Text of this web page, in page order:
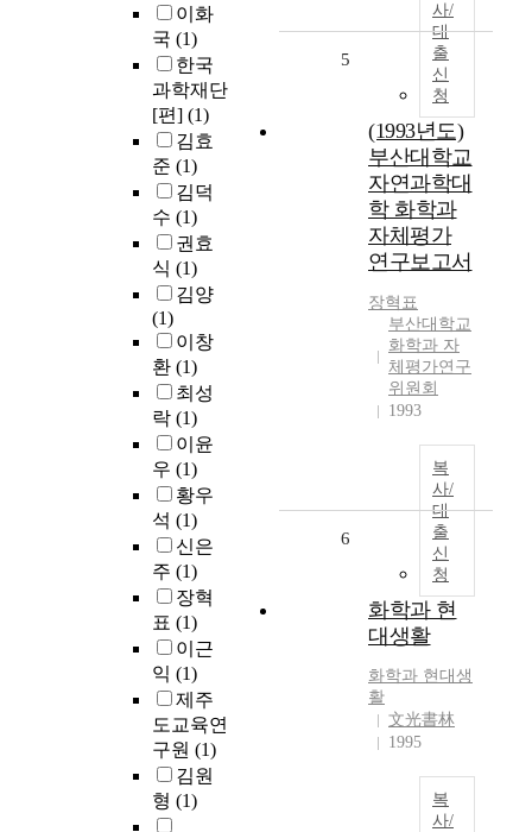
이화
국 (1)
한국
과학재단
[편] (1)
김효
준 (1)
김덕
수 (1)
권효
식 (1)
김양
(1)
이창
환 (1)
최성
락 (1)
이윤
우 (1)
황우
석 (1)
신은
주 (1)
장혁
표 (1)
이근
익 (1)
제주
도교육연
구원 (1)
김원
형 (1)
사/
대
출
신
청
5
(1993년도)
부산대학교
자연과학대
학 화학과
자체평가
연구보고서
장혁표
부산대학교
화학과 자
체평가연구
위원회
1993
복
사/
대
출
신
청
6
화학과 현
대생활
화학과 현대생
활
文光書林
1995
복
사/